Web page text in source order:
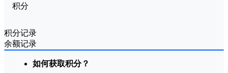
积分
积分记录
余额记录
如何获取积分？